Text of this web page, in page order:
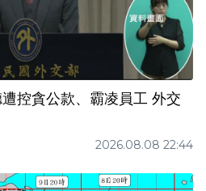
控貪公款、霸凌員工 外交
2026.08.08 22:44